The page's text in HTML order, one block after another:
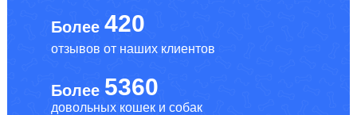
отзывов от наших клиентов
довольных кошек и собак
420
Более
5360
Более